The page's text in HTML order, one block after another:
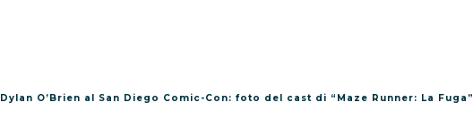
Dylan O’Brien al San Diego Comic-Con: foto del cast di “Maze Runner: La Fuga”